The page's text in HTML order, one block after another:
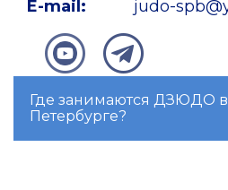
E-mail:
judo-
Где занимаются ДЗЮДО в
Петербурге?